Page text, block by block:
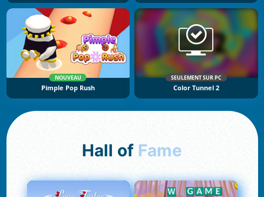
NOUVEAU
Pimple Pop Rush
SEULEMENT SUR PC
Color Tunnel 2
Hall of Fame